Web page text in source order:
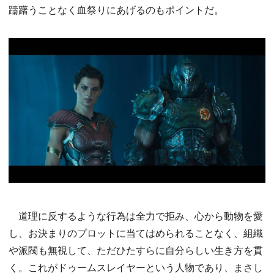
躊躇うことなく血祭りにあげるのもポイントだ。
道理に反するような行為は全力で拒み、心から動物を愛
し、お決まりのプロットに当てはめられることなく、組織
や派閥も無視して、ただひたすらに自分らしい生き方を貫
く。これがドゥームスレイヤーという人物であり、まさし